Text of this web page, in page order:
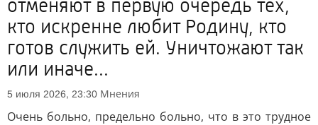
отменяют в первую очередь тех,
кто искренне любит Родину, кто
готов служить ей. Уничтожают так
или иначе...
5 июля 2026, 23:30 Мнения
Очень больно, предельно больно, что в это трудное